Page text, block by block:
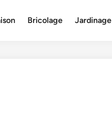
Bricolage Jardinage